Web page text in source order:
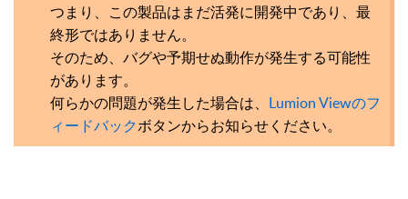
つまり、この製品はまだ活発に開発中であり、最
終形ではありません。
そのため、バグや予期せぬ動作が発生する可能性
があります。
何らかの問題が発生した場合は、 Lumion Viewのフ
ィードバックボタンからお知らせください。